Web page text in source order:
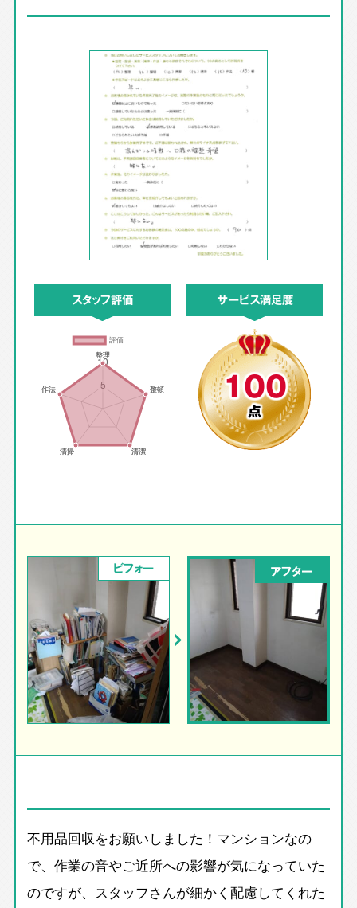
スタッフ評価 サービス満足度
100
点
ビフォー アフター
不用品回収をお願いしました！マンションなの
で、作業の音やご近所への影響が気になっていた
のですが、スタッフさんが細かく配慮してくれた